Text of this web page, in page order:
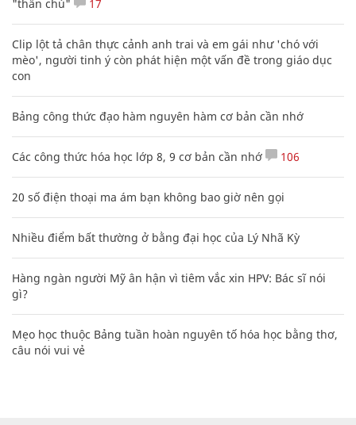
"thần chú"
17
Clip lột tả chân thực cảnh anh trai và em gái như 'chó với
mèo', người tinh ý còn phát hiện một vấn đề trong giáo dục
con
Bảng công thức đạo hàm nguyên hàm cơ bản cần nhớ
Các công thức hóa học lớp 8, 9 cơ bản cần nhớ 106
20 số điện thoại ma ám bạn không bao giờ nên gọi
Nhiều điểm bất thường ở bằng đại học của Lý Nhã Kỳ
Hàng ngàn người Mỹ ân hận vì tiêm vắc xin HPV: Bác sĩ nói
gì?
Mẹo học thuộc Bảng tuần hoàn nguyên tố hóa học bằng thơ,
câu nói vui vẻ